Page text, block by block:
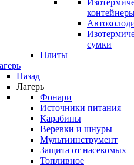
сумки
Плиты
Назад
Лагерь
Фонари
Источники питания
Карабины
Веревки и шнуры
Мультиинструмент
Защита от насекомых
Топливное